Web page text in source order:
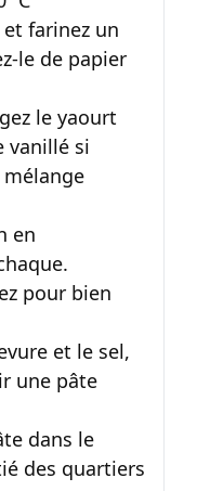
farinez un
le de papier
le yaourt
vanillé si
mélange
en
pour bien
et le sel,
une pâte
dans le
des quartiers